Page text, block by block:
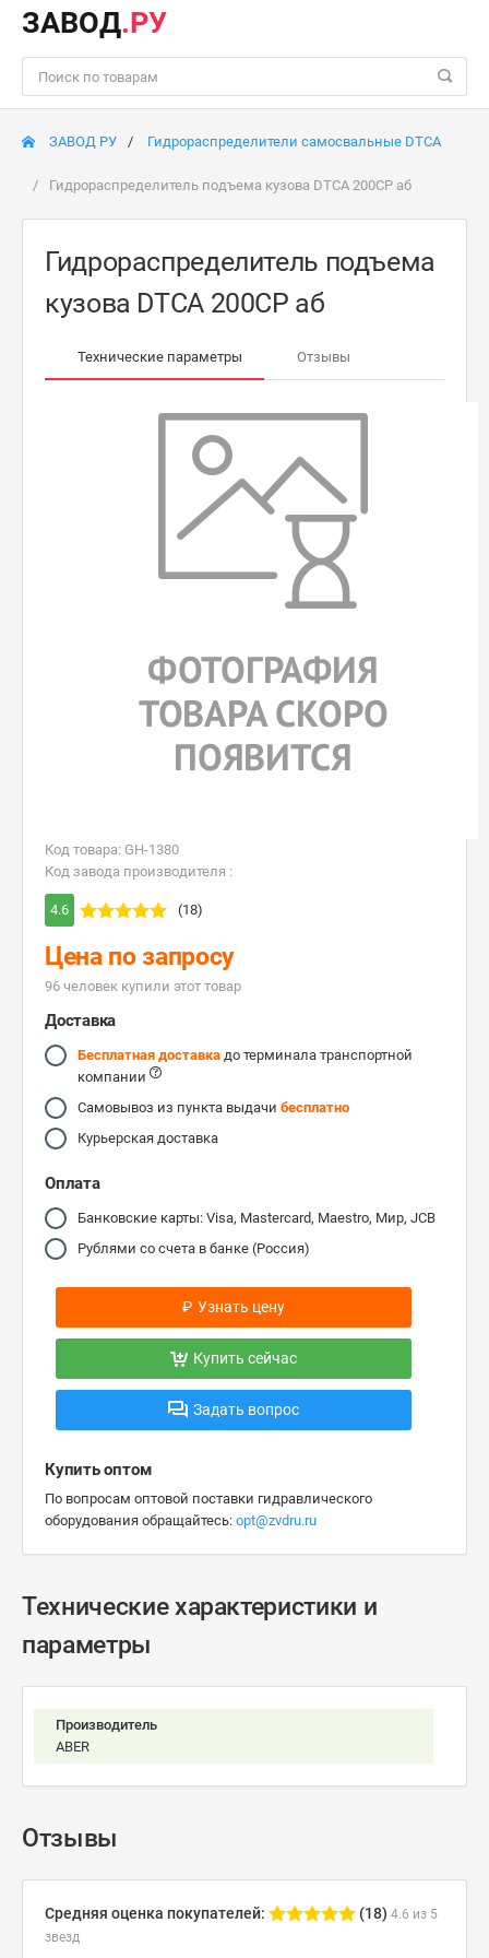
ЗАВОД.РУ
ЗАВОД РУ Гидрораспределители самосвальные DTCA
Гидрораспределитель подъема кузова DTCA 200СР аб
Гидрораспределитель подъема
кузова DTCA 200СР аб
Технические параметры Отзывы
Код товара: GH-1380
Код завода производителя :
4.6 (18)
Цена по запросу
96 человек купили этот товар
Доставка
Бесплатная доставка до терминала транспортной
компании
Самовывоз из пункта выдачи бесплатно
Курьерская доставка
Оплата
Банковские карты: Visa, Mastercard, Maestro, Мир, JCB
Рублями со счета в банке (Россия)
₽ Узнать цену
Купить сейчас
Задать вопрос
Купить оптом
По вопросам оптовой поставки гидравлического
оборудования обращайтесь: opt@zvdru.ru
Технические характеристики и
параметры
Производитель
ABER
Отзывы
Средняя оценка покупателей: (18) 4.6 из 5
звезд